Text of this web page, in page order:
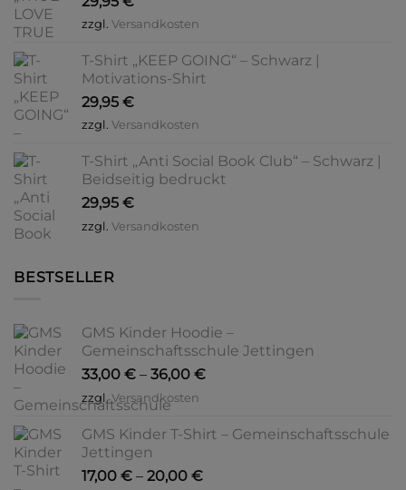
zzgl. Versandkosten
T-Shirt „KEEP GOING“ – Schwarz |
Motivations-Shirt
29,95 €
zzgl. Versandkosten
T-Shirt „Anti Social Book Club“ – Schwarz |
Beidseitig bedruckt
29,95 €
zzgl. Versandkosten
BESTSELLER
GMS Kinder Hoodie –
Gemeinschaftsschule Jettingen
33,00 € – 36,00 €
zzgl.Versandkosten
GMS Kinder T-Shirt – Gemeinschaftsschule
Jettingen
17,00 € – 20,00 €